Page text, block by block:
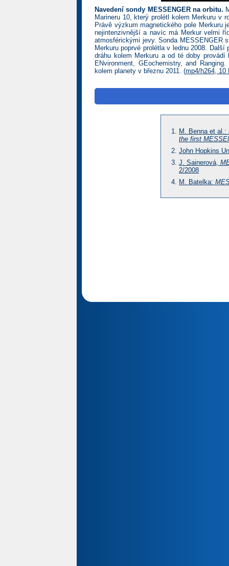
Navedení sondy MESSENGER na orbitu.
Marineru 10, který prolétl kolem Merkuru v
Právě výzkum magnetického pole
nejintenzivnější a navíc má Merkur velmi
atmosférickými jevy. Sonda MESSENGER
Merkuru poprvé prolétla v lednu 2008.
dráhu kolem Merkuru a od té doby
ENvironment, GEochemistry, and
kolem planety v březnu 2011. (mp4/h264, 10
M. Benna et al.:
the first
John Hopkins
J. Sainerová,
2/2008
M. Batelka: